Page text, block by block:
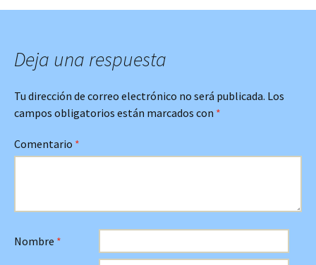
Deja una respuesta
Tu dirección de correo electrónico no será publicada. Los
campos obligatorios están marcados con *
Comentario *
Nombre *